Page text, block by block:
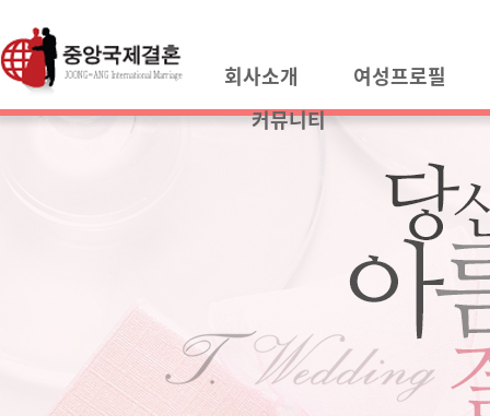
회사소개
여성프로필
커뮤니티